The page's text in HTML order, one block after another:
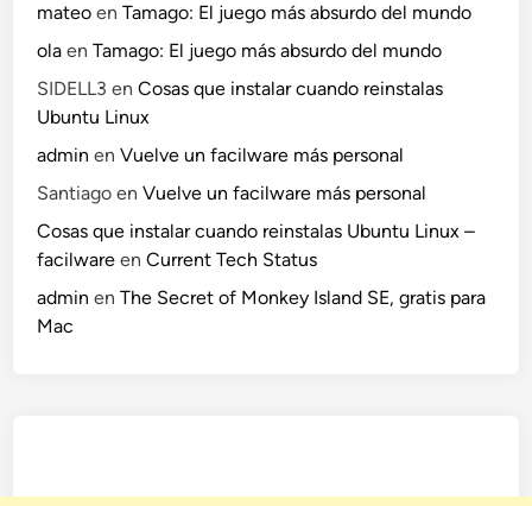
mateo enTamago: El juego más absurdo del mundo
ola enTamago: El juego más absurdo del mundo
SIDELL3 enCosas que instalar cuando reinstalas
Ubuntu Linux
admin enVuelve un facilware más personal
Santiago enVuelve un facilware más personal
Cosas que instalar cuando reinstalas Ubuntu Linux –
facilware enCurrent Tech Status
admin enThe Secret of Monkey Island SE, gratis para
Mac